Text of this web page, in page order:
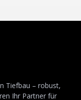
Tiefbau – robust,
Ihr Partner für